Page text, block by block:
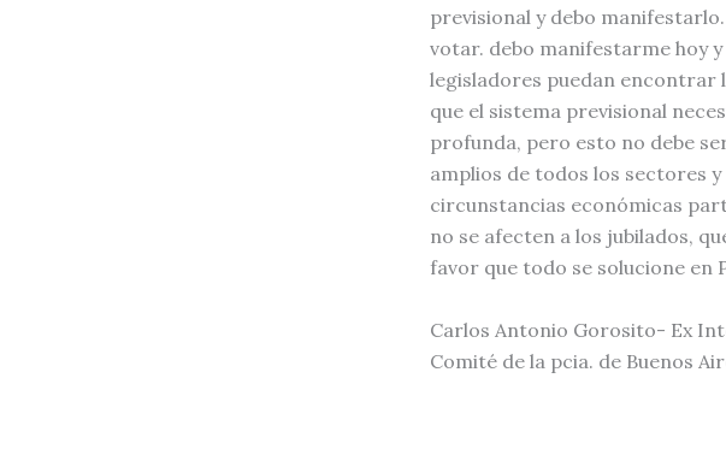
previsional y debo
votar. debo manifestarme hoy
legisladores puedan encontrar
que el sistema previsional
profunda, pero esto no debe
amplios de todos los sectores
circunstancias económicas
no se afecten a los jubilados,
favor que todo se solucione en
Carlos Antonio Gorosito- Ex
Comité de la pcia. de Buenos